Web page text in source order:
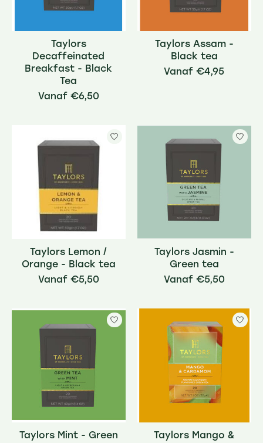
Taylors
Decaffeinated
Breakfast - Black
Tea
€6,50
Taylors Assam -
Black tea
€4,95
Taylors Lemon /
Orange - Black tea
€5,50
Taylors Jasmin -
Green tea
€5,50
Taylors Mint - Green
Taylors Mango &